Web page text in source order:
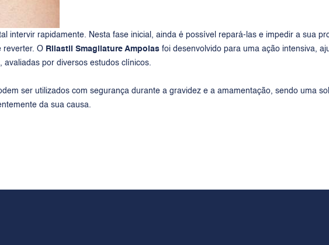
intervir rapidamente. Nesta fase inicial, ainda é possível repará-las e impedir a sua
reverter. O Rilastil Smagliature Ampolas foi desenvolvido para uma ação intensiva,
por diversos estudos clínicos.
ser utilizados com segurança durante a gravidez e a amamentação, sendo uma
da sua causa.